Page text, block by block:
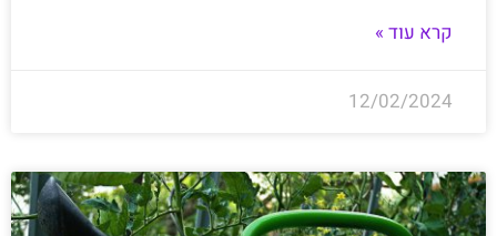
קרא עוד »
12/02/2024